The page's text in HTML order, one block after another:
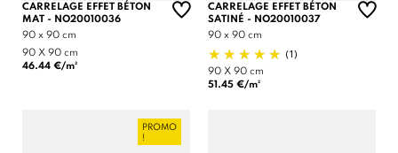
CARRELAGE EFFET BÉTON
MAT - NO20010036
90 x 90 cm
90 X 90 cm
46.44 €/m²
CARRELAGE EFFET BÉTON
SATINÉ - NO20010037
90 x 90 cm
(1)
90 X 90 cm
51.45 €/m²
PROMO
!